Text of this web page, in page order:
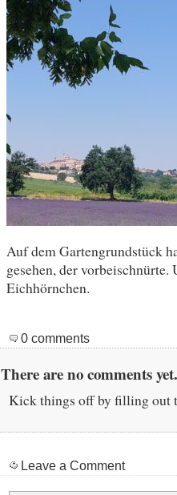
Auf dem Gartengrundstück
gesehen, der
Eichhörnchen.
0 comments
There are no comments
Kick things off by filling out
Leave a Comment